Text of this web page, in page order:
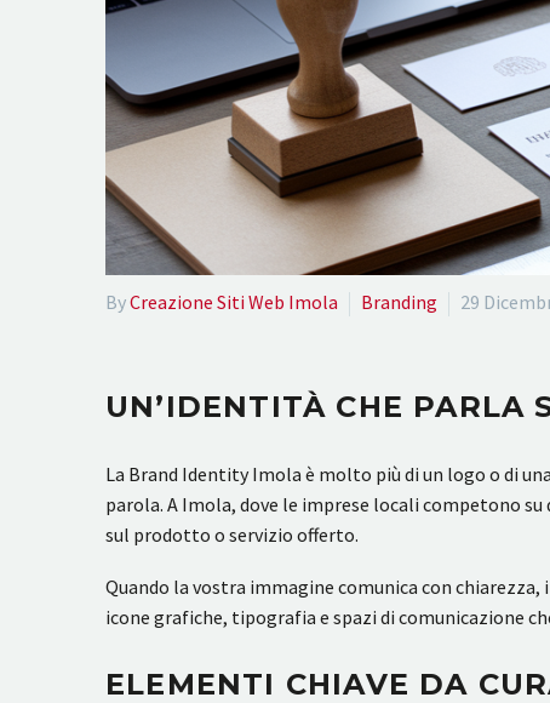
ByCreazione Siti Web Imola Branding 29
UN’IDENTITÀ CHE PARLA
La Brand Identity Imola è molto più di un logo o di
parola. A Imola, dove le imprese locali competono
sul prodotto o servizio offerto.
Quando la vostra immagine comunica con
icone grafiche, tipografia e spazi di comunicazione
ELEMENTI CHIAVE DA